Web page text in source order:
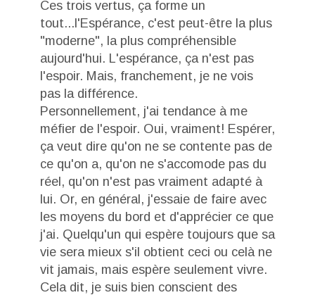
Ces trois vertus, ça forme un
tout...l'Espérance, c'est peut-être la plus
"moderne", la plus compréhensible
aujourd'hui. L'espérance, ça n'est pas
l'espoir. Mais, franchement, je ne vois
pas la différence.
Personnellement, j'ai tendance à me
méfier de l'espoir. Oui, vraiment! Espérer,
ça veut dire qu'on ne se contente pas de
ce qu'on a, qu'on ne s'accomode pas du
réel, qu'on n'est pas vraiment adapté à
lui. Or, en général, j'essaie de faire avec
les moyens du bord et d'apprécier ce que
j'ai. Quelqu'un qui espère toujours que sa
vie sera mieux s'il obtient ceci ou celà ne
vit jamais, mais espère seulement vivre.
Cela dit, je suis bien conscient des